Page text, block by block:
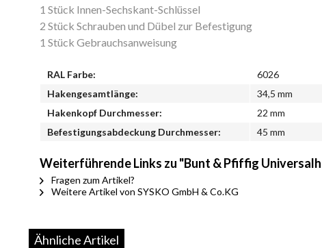
1 Stück Innen-Sechskant-Schlüssel
2 Stück Schrauben und Dübel zur Befestigung
1 Stück Gebrauchsanweisung
RAL Farbe:
6026
Hakengesamtlänge:
34,5 mm
Hakenkopf Durchmesser:
22 mm
Befestigungsabdeckung Durchmesser:
45 mm
Weiterführende Links zu "Bunt & Pfiffig
Fragen zum Artikel?
Weitere Artikel von SYSKO GmbH & Co.KG
Ähnliche Artikel